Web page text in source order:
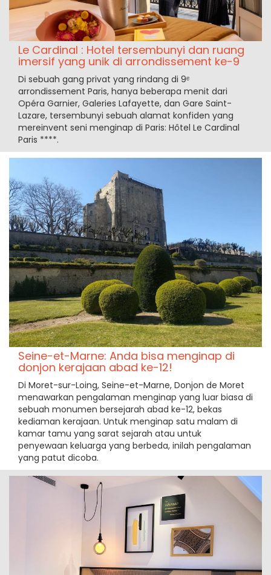
Le Cardinal : Hotel tersembunyi dan ruang
imersif yang unik di arrondissement ke-9
Di sebuah gang privat yang rindang di 9ᵉ
arrondissement Paris, hanya beberapa menit dari
Opéra Garnier, Galeries Lafayette, dan Gare Saint-
Lazare, tersembunyi sebuah alamat konfiden yang
mereinvent seni menginap di Paris: Hôtel Le Cardinal
Paris ****.
Seine-et-Marne: Anda bisa menginap di
donjon kerajaan abad ke-12!
Di Moret-sur-Loing, Seine-et-Marne, Donjon de Moret
menawarkan pengalaman menginap yang luar biasa di
sebuah monumen bersejarah abad ke-12, bekas
kediaman kerajaan. Untuk menginap satu malam di
kamar tamu yang sarat sejarah atau untuk
penyewaan keluarga yang berbeda, inilah pengalaman
yang patut dicoba.